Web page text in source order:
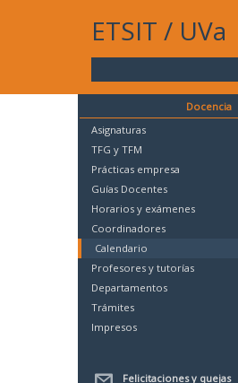
ETSIT / UVa
Docencia
Asignaturas
TFG y TFM
Prácticas empresa
Guías Docentes
Horarios y exámenes
Coordinadores
Calendario
Profesores y tutorías
Departamentos
Trámites
Impresos
Felicitaciones y quejas